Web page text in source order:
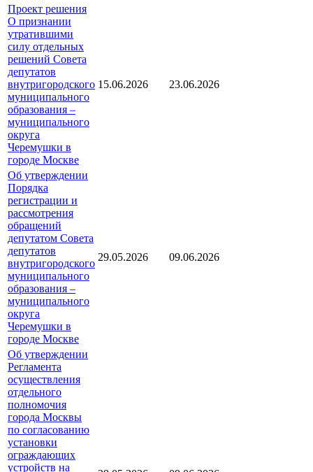
Проект решения
О признании
утратившими
силу отдельных
решений Совета
депутатов
внутригородского
муниципального
образования –
муниципального
округа
Черемушки в
городе Москве
15.06.2026 23.06.2026
Об утверждении
Порядка
регистрации и
рассмотрения
обращений
депутатом Совета
депутатов
внутригородского
муниципального
образования –
муниципального
округа
Черемушки в
городе Москве
29.05.2026 09.06.2026
Об утверждении
Регламента
осуществления
отдельного
полномочия
города Москвы
по согласованию
установки
ограждающих
устройств на